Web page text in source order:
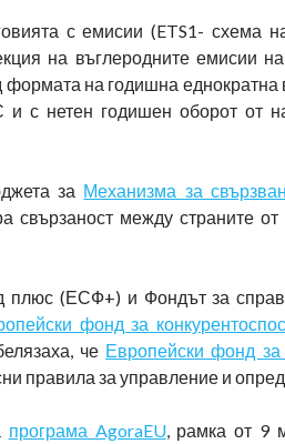
с емисии (ETS1- схема
на въглеродните емисии
на годишна
с нетен годишен оборот от
за Механизма за
свързаност между страните
плюс (ЕСФ+) и Фондът за
фонд за
че Европейски фонд за
правила за управление и
програма AgoraEU, рамка от 9